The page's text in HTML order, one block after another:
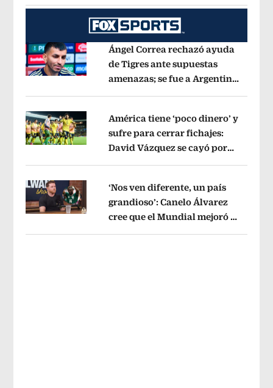
Opens in new window
Ángel Correa rechazó ayuda
de Tigres ante supuestas
amenazas; se fue a Argentina
Opens in new window
América tiene ‘poco dinero’ y
sufre para cerrar fichajes:
David Vázquez se cayó por
Opens in new window
‘Nos ven diferente, un país
grandioso’: Canelo Álvarez
cree que el Mundial mejoró la